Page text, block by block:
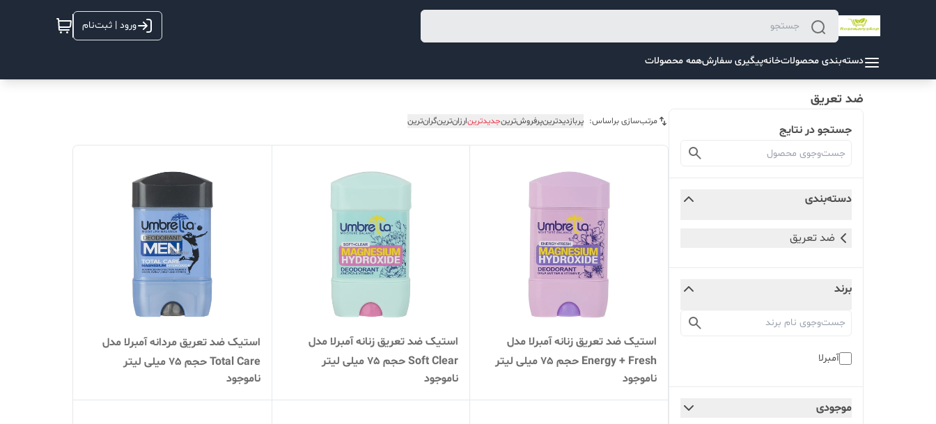
ورود | ثبت‌نام
دسته‌بندی محصولاتخانهپیگیری سفارشهمه محصولات
ضد تعریق
جستجو در نتایج
دسته‌بندی
ضد تعریق
برند
آمبرلا
موجودی
مرتب‌سازی براساس: پربازدیدترینپرفروش‌ترینجدیدترینارزان‌ترینگران‌ترین
استیک ضد تعریق زنانه آمبرلا مدل
Energy + Fresh حجم 75 میلی لیتر
ناموجود
استیک ضد تعریق زنانه آمبرلا مدل
Soft Clear حجم 75 میلی لیتر
ناموجود
استیک ضد تعریق مردانه آمبرلا مدل
Total Care حجم 75 میلی لیتر
ناموجود